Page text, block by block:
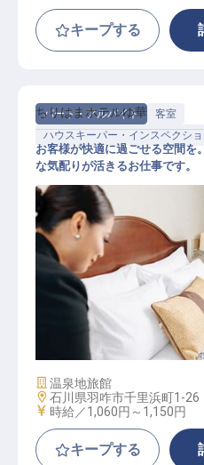
キープする
パート・アルバイト
客室
ハウスキーパー・インスペクシ
客室メンテナンス
ちりはまホテルゆ華
お客様が快適に過ごせる空間を
な気配りが活きるお仕事です。
施設業態
温泉地旅館
勤務地
石川県羽咋市千里浜町1-26
給与
時給／1,060円～ 1,150円
キープする